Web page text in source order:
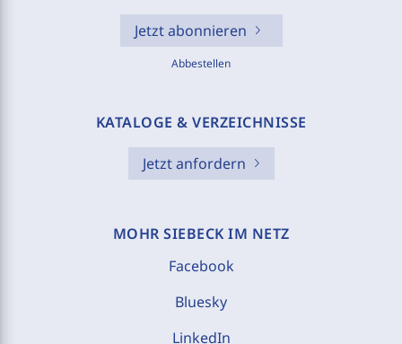
Jetzt abonnieren
Abbestellen
KATALOGE & VERZEICHNISSE
Jetzt anfordern
MOHR SIEBECK IM NETZ
Facebook
Bluesky
LinkedIn